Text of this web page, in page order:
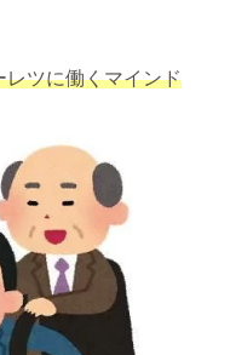
ツに働くマインド